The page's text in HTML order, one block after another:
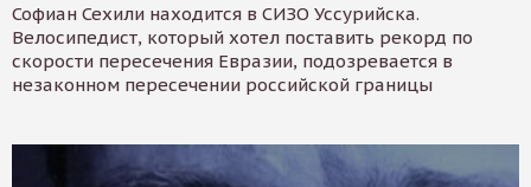
Софиан Сехили находится в СИЗО Уссурийска.
Велосипедист, который хотел поставить рекорд по
скорости пересечения Евразии, подозревается в
незаконном пересечении российской границы